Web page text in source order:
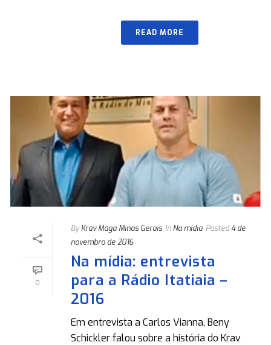
READ MORE
0
By Krav Maga Minas Gerais In Na mídia Posted4 de
novembro de 2016
Na mídia: entrevista
para a Rádio Itatiaia –
2016
Em entrevista a Carlos Vianna, Beny
Schickler falou sobre a história do Krav